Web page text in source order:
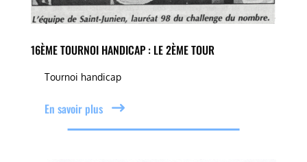
16ÈME TOURNOI HANDICAP : LE 2ÈME TOUR
Tournoi handicap
En savoir plus